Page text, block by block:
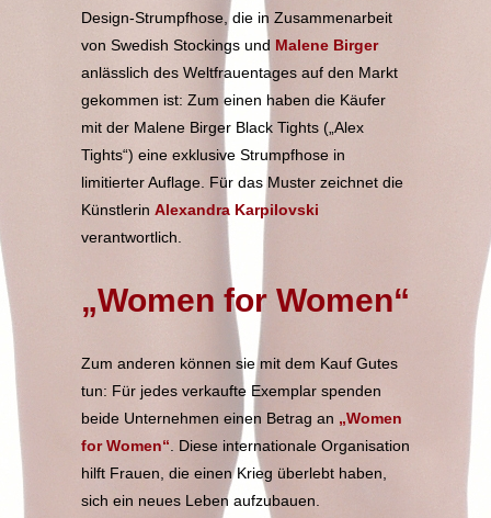
Design-Strumpfhose, die in Zusammenarbeit
von Swedish Stockings und Malene Birger
anlässlich des Weltfrauentages auf den Markt
gekommen ist: Zum einen haben die Käufer
mit der Malene Birger Black Tights („Alex
Tights“) eine exklusive Strumpfhose in
limitierter Auflage. Für das Muster zeichnet die
Künstlerin Alexandra Karpilovski
verantwortlich.
„Women for Women“
Zum anderen können sie mit dem Kauf Gutes
tun: Für jedes verkaufte Exemplar spenden
beide Unternehmen einen Betrag an „Women
for Women“ . Diese internationale Organisation
hilft Frauen, die einen Krieg überlebt haben,
sich ein neues Leben aufzubauen.